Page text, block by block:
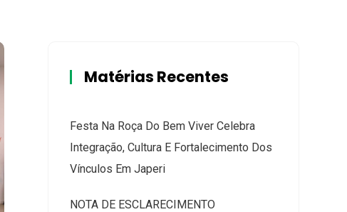
Matérias Recentes
Festa Na Roça Do Bem Viver Celebra
Integração, Cultura E Fortalecimento Dos
Vínculos Em Japeri
NOTA DE ESCLARECIMENTO